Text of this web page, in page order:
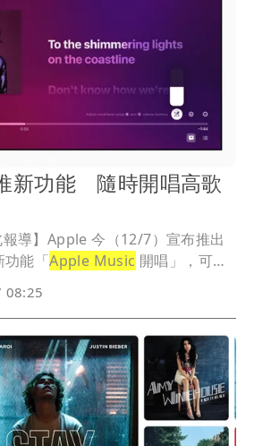
Music
新功能 隨時開唱高歌
報導】Apple 今（12/7）宣布推出
功能「Apple Music 開唱」，可以
。將於本月稍晚向全球
可在 iPhone、iPad 和新款 Apple
08:25